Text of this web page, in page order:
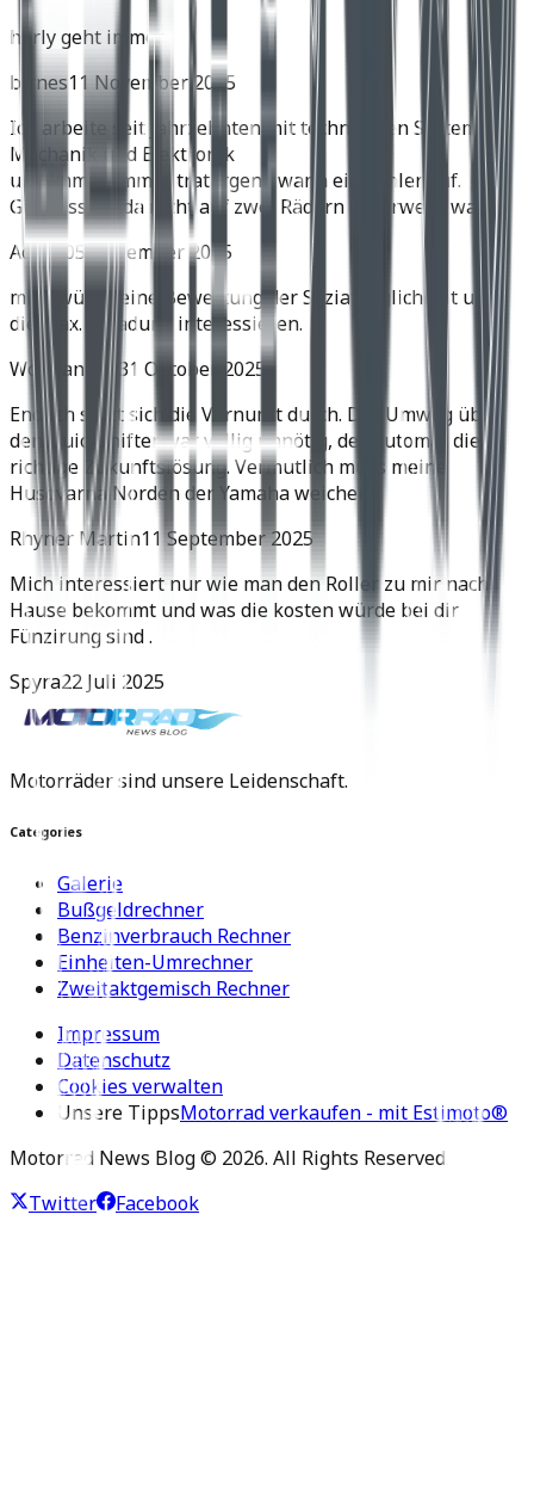
harly geht immer
birnes11 November 2025
Ich arbeite seit Jahrzehnten mit technischen Systemen,
Mechanik und Elektronik
und immer, immer trat irgend wann ein Fehler auf.
Gut dass ich da nicht auf zwei Rädern unterwegs war.
Achim05 November 2025
mich würde eine Bewertung der Soziatauglichkeit und
die max. Zuladung interessieren.
Wolfgang H.31 Oktober 2025
Endlich setzt sich die Vernunft durch. Der Umweg über
den Quickshifter war völlig unnötig, der Automat die
richtige Zukunftslösung. Vermutlich muss meine
Husqvarna Norden der Yamaha weichen.
Rhyner Martin11 September 2025
Mich interessiert nur wie man den Roller zu mir nach
Hause bekommt und was die kosten würde bei dir
Fünzirung sind .
Spyra22 Juli 2025
Motorräder sind unsere Leidenschaft.
Categories
Galerie
Bußgeldrechner
Benzinverbrauch Rechner
Einheiten-Umrechner
Zweitaktgemisch Rechner
Impressum
Datenschutz
Cookies verwalten
Unsere TippsMotorrad verkaufen - mit Estimoto®
Motorrad News Blog © 2026. All Rights Reserved.
Twitter
Facebook